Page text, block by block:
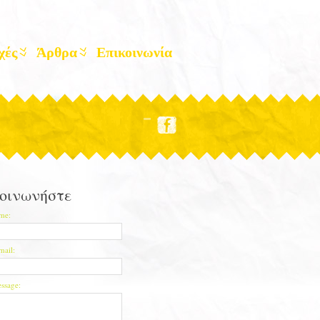
Άρθρα Επικοινωνία